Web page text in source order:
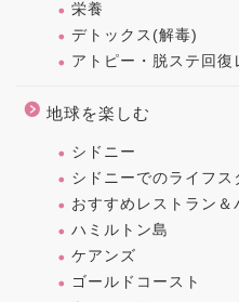
栄養
デトックス(解毒)
アトピー・脱ステ回復
地球を楽しむ
シドニー
シドニーでのライフス
おすすめレストラン＆
ハミルトン島
ケアンズ
ゴールドコースト